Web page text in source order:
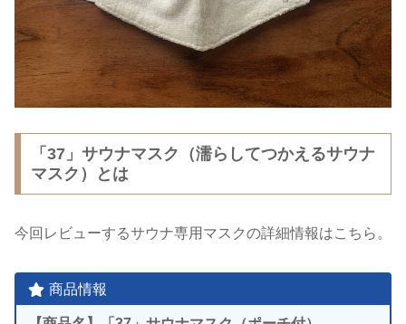
「37」サウナマスク（濡らしてつかえるサウナ
マスク）とは
今回レビューするサウナ専用マスクの詳細情報はこちら。
商品情報